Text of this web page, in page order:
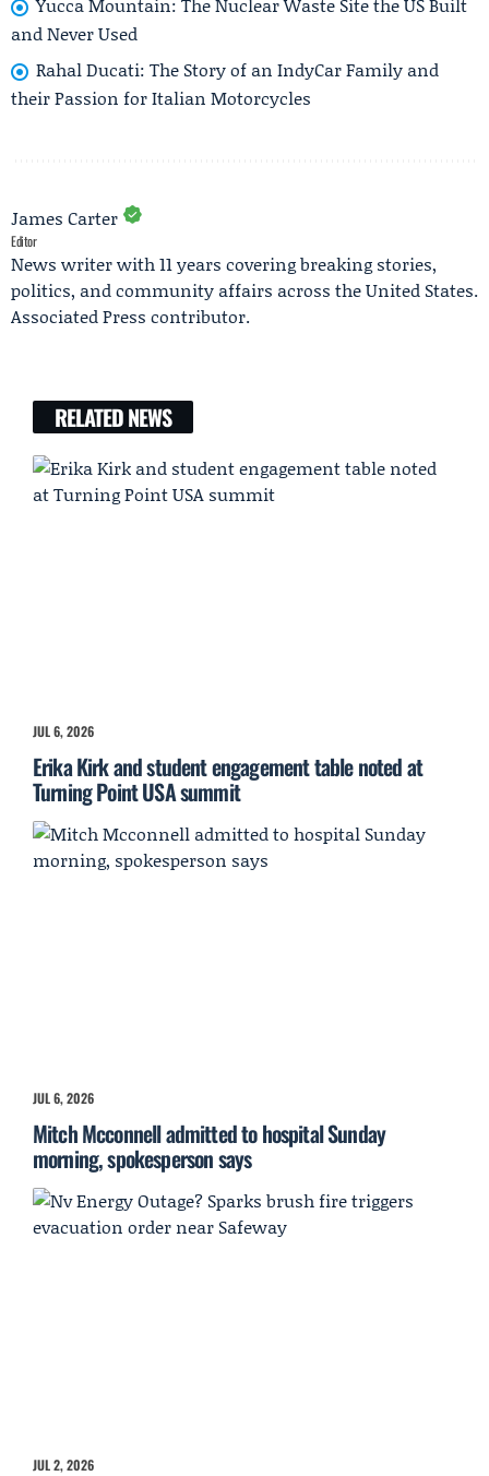
Yucca Mountain: The Nuclear Waste Site the US Built
and Never Used
Rahal Ducati: The Story of an IndyCar Family and
their Passion for Italian Motorcycles
James Carter
Editor
News writer with 11 years covering breaking stories,
politics, and community affairs across the United States.
Associated Press contributor.
RELATED NEWS
JUL 6, 2026
Erika Kirk and student engagement table noted at
Turning Point USA summit
JUL 6, 2026
Mitch Mcconnell admitted to hospital Sunday
morning, spokesperson says
JUL 2, 2026